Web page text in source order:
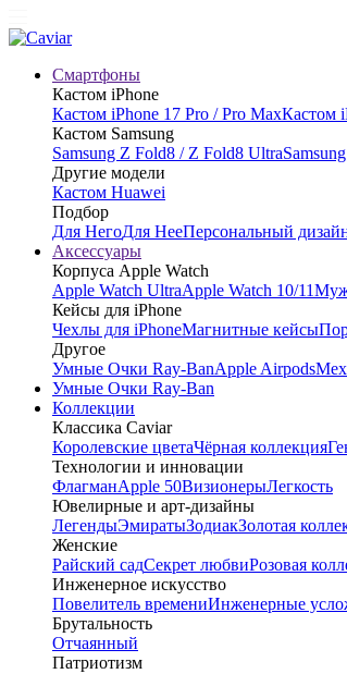
Смартфоны
Кастом iPhone
Кастом iPhone 17 Pro / Pro MaxКастом
Кастом Samsung
Samsung Z Fold8 / Z Fold8 Ultra
Другие модели
Кастом Huawei
Подбор
Для НегоДля НееПерсональный
Аксессуары
Корпуса Apple Watch
Apple Watch UltraApple Watch 10/11
Кейсы для iPhone
Чехлы для iPhoneМагнитные кейсы
Другое
Умные Очки Ray-BanApple Airpods
Умные Очки Ray-Ban
Коллекции
Классика Caviar
Королевские цветаЧёрная коллекция
Технологии и инновации
ФлагманApple 50ВизионерыЛегкость
Ювелирные и арт-дизайны
ЛегендыЭмиратыЗодиакЗолотая
Женские
Райский садСекрет любвиРозовая
Инженерное искусство
Повелитель времениИнженерные
Брутальность
Отчаянный
Патриотизм